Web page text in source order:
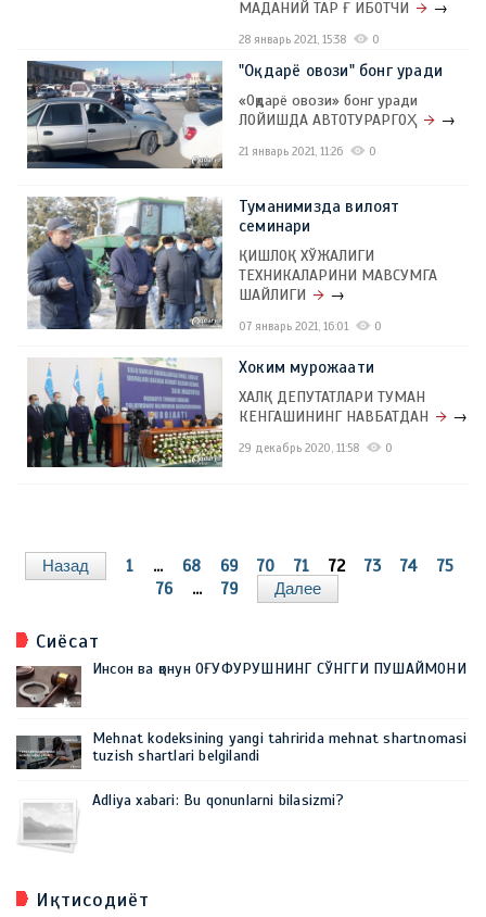
МАДАНИЙ ТАР Ғ ИБОТЧИ
→
28 январь 2021, 15:38 0
"Оқдарё овози" бонг уради
«Оқдарё овози» бонг уради
ЛОЙИШДА АВТОТУРАРГОҲ
→
21 январь 2021, 11:26 0
Туманимизда вилоят
семинари
ҚИШЛОҚ ХЎЖАЛИГИ
ТЕХНИКАЛАРИНИ МАВСУМГА
ШАЙЛИГИ
→
07 январь 2021, 16:01 0
Хоким мурожаати
ХАЛҚ ДЕПУТАТЛАРИ ТУМАН
КЕНГАШИНИНГ НАВБАТДАН
→
29 декабрь 2020, 11:58 0
Назад 1 ... 68 69 70 71 72 73 74
75
76
... 79 Далее
Сиёсат
Инсон ва қонун ОҒУФУРУШНИНГ СЎНГГИ ПУШАЙМОНИ
Mehnat kodeksining yangi tahririda mehnat shartnomasi
tuzish shartlari belgilandi
Adliya xabari: Bu qonunlarni bilasizmi?
Иқтисодиёт